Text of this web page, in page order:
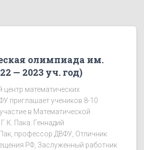
олимпиада им.
— 2023 уч. год)
математических
приглашает учеников 8-10
в Математической
Пака. Геннадий
профессор ДВФУ, Отличник
РФ, Заслуженный работник